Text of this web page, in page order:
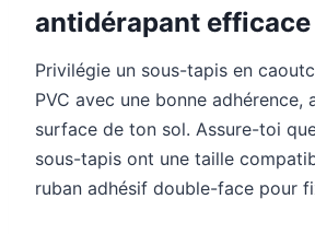
antidérapant efficace
Privilégie un sous-tapis en
PVC avec une bonne adhérence,
surface de ton sol. Assure-toi
sous-tapis ont une taille
ruban adhésif double-face pour